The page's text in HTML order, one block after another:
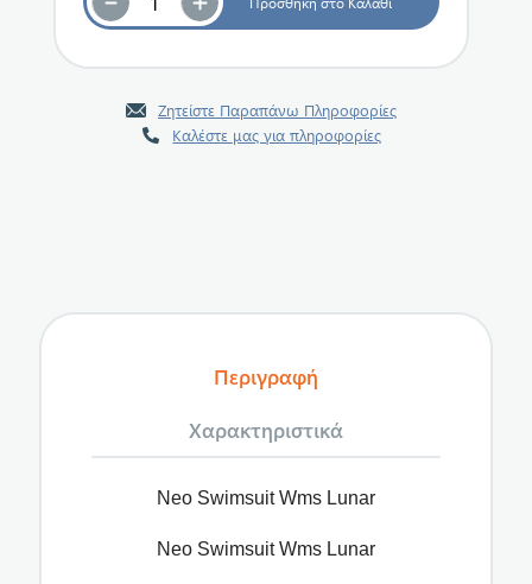
Ζητείστε Παραπάνω Πληροφορίες
Καλέστε μας για πληροφορίες
Περιγραφή
Χαρακτηριστικά
Neo Swimsuit Wms Lunar
Neo Swimsuit Wms Lunar